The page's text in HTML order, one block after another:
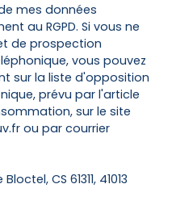
mes données
au RGPD. Si vous ne
de prospection
vous pouvez
sur la liste d'opposition
prévu par l'article
sur le site
ou par courrier
CS 61311, 41013